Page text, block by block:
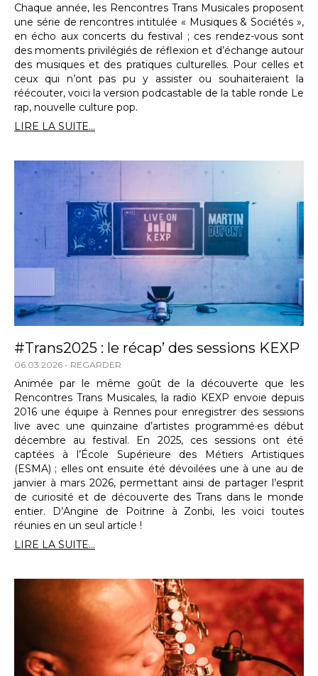
Chaque année, les Rencontres Trans Musicales proposent
une série de rencontres intitulée « Musiques & Sociétés »,
en écho aux concerts du festival ; ces rendez-vous sont
des moments privilégiés de réflexion et d’échange autour
des musiques et des pratiques culturelles. Pour celles et
ceux qui n’ont pas pu y assister ou souhaiteraient la
réécouter, voici la version podcastable de la table ronde Le
rap, nouvelle culture pop.
LIRE LA SUITE...
#Trans2025 : le récap’ des sessions KEXP
06.03.2026 REGARDER
Animée par le même goût de la découverte que les
Rencontres Trans Musicales, la radio KEXP envoie depuis
2016 une équipe à Rennes pour enregistrer des sessions
live avec une quinzaine d’artistes programmé·es début
décembre au festival. En 2025, ces sessions ont été
captées à l’École Supérieure des Métiers Artistiques
(ESMA) ; elles ont ensuite été dévoilées une à une au de
janvier à mars 2026, permettant ainsi de partager l’esprit
de curiosité et de découverte des Trans dans le monde
entier. D’Angine de Poitrine à Zonbi, les voici toutes
réunies en un seul article !
LIRE LA SUITE...